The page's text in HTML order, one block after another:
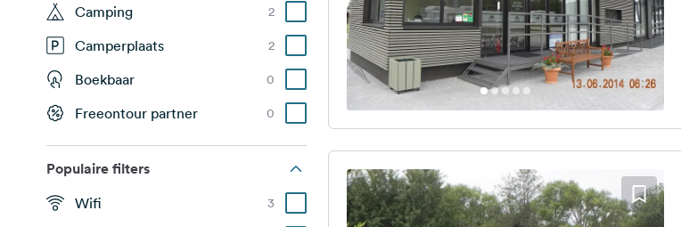
Camping 2
Camperplaats 2
Boekbaar 0
Freeontour partner 0
Populaire filters
Wifi 3